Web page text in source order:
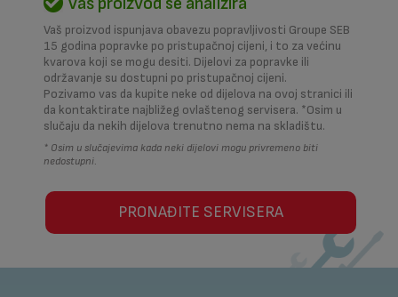
Vaš proizvod ispunjava obavezu popravljivosti Groupe SEB
15 godina popravke po pristupačnoj cijeni, i to za većinu
kvarova koji se mogu desiti. Dijelovi za popravke ili
održavanje su dostupni po pristupačnoj cijeni.
Pozivamo vas da kupite neke od dijelova na ovoj stranici ili
da kontaktirate najbližeg ovlaštenog servisera. *Osim u
slučaju da nekih dijelova trenutno nema na skladištu.
* Osim u slučajevima kada neki dijelovi mogu privremeno biti
nedostupni.
PRONAĐITE SERVISERA